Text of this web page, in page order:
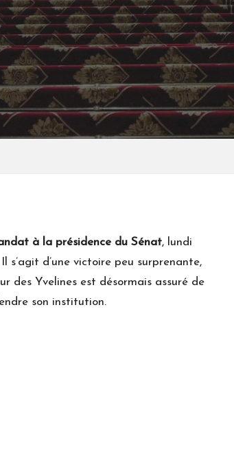
à la présidence du Sénat, lundi
s’agit d’une victoire peu surprenante,
des Yvelines est désormais assuré de
son institution.